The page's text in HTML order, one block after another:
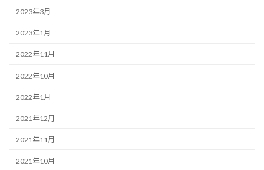
2023年3月
2023年1月
2022年11月
2022年10月
2022年1月
2021年12月
2021年11月
2021年10月